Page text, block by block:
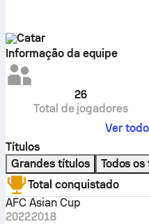
Catar
Informação da equipe
26
Total de jogadores
Ver
Títulos
Grandes títulos
Todos
Total conquistado
AFC Asian Cup
20222018